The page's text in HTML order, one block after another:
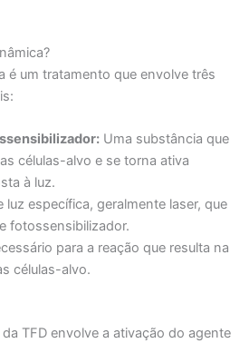
é um tratamento que envolve três
Uma substância que
células-alvo e se torna ativa
à luz.
específica, geralmente laser, que
fotossensibilizador.
para a reação que resulta na
células-alvo.
TFD envolve a ativação do agente